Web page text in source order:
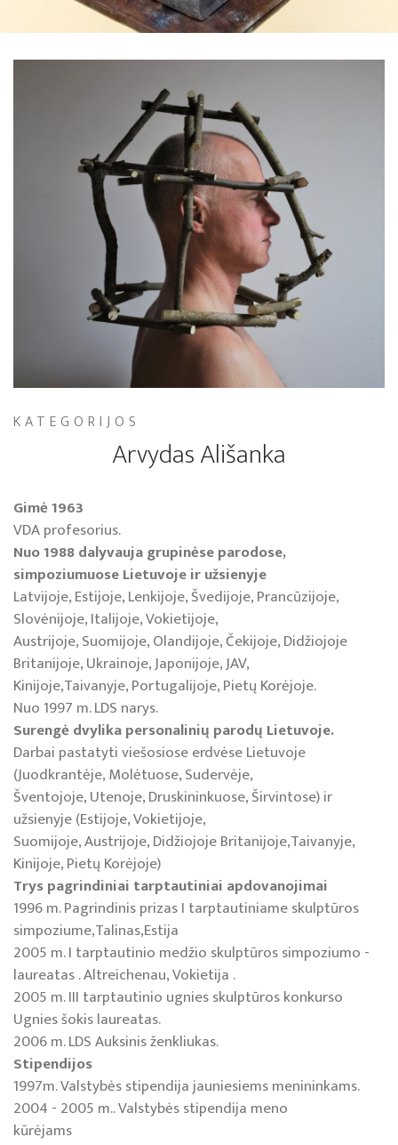
KATEGORIJOS
Arvydas Ališanka
Gimė 1963
VDA profesorius.
Nuo 1988 dalyvauja grupinėse parodose,
simpoziumuose Lietuvoje ir užsienyje
Latvijoje, Estijoje, Lenkijoje, Švedijoje, Prancūzijoje,
Slovėnijoje, Italijoje, Vokietijoje,
Austrijoje, Suomijoje, Olandijoje, Čekijoje, Didžiojoje
Britanijoje, Ukrainoje, Japonijoje, JAV,
Kinijoje,Taivanyje, Portugalijoje, Pietų Korėjoje.
Nuo 1997 m. LDS narys.
Surengė dvylika personalinių parodų Lietuvoje.
Darbai pastatyti viešosiose erdvėse Lietuvoje
(Juodkrantėje, Molėtuose, Sudervėje,
Šventojoje, Utenoje, Druskininkuose, Širvintose) ir
užsienyje (Estijoje, Vokietijoje,
Suomijoje, Austrijoje, Didžiojoje Britanijoje,Taivanyje,
Kinijoje, Pietų Korėjoje)
Trys pagrindiniai tarptautiniai apdovanojimai
1996 m. Pagrindinis prizas I tarptautiniame skulptūros
simpoziume,Talinas,Estija
2005 m. I tarptautinio medžio skulptūros simpoziumo -
laureatas . Altreichenau, Vokietija .
2005 m. III tarptautinio ugnies skulptūros konkurso
Ugnies šokis laureatas.
2006 m. LDS Auksinis ženkliukas.
Stipendijos
1997m. Valstybės stipendija jauniesiems menininkams.
2004 - 2005 m.. Valstybės stipendija meno
kūrėjams